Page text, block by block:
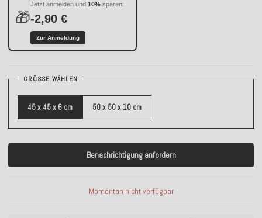
🎁
Jetzt anmelden und 10% sparen:
-2,90 €
Zur Anmeldung
GRÖSSE WÄHLEN
45 x 45 x 6 cm 50 x 50 x 10 cm
Benachrichtigung anfordern
Momentan nicht verfügbar